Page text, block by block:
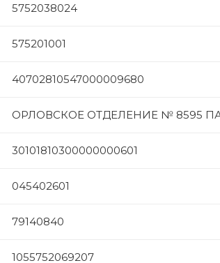
5752038024
575201001
40702810547000009680
ОРЛОВСКОЕ ОТДЕЛЕНИЕ № 8595
30101810300000000601
045402601
79140840
1055752069207